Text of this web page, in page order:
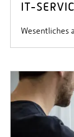
IT-
Wesentliches